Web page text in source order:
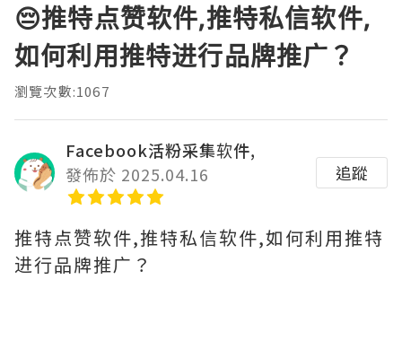
😔推特点赞软件,推特私信软件,
如何利用推特进行品牌推广？
瀏覽次數:1067
Facebook活粉采集软件,
發佈於 2025.04.16
追蹤
推特点赞软件,推特私信软件,如何利用推特
进行品牌推广？